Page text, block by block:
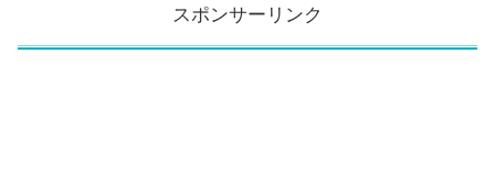
スポンサーリンク